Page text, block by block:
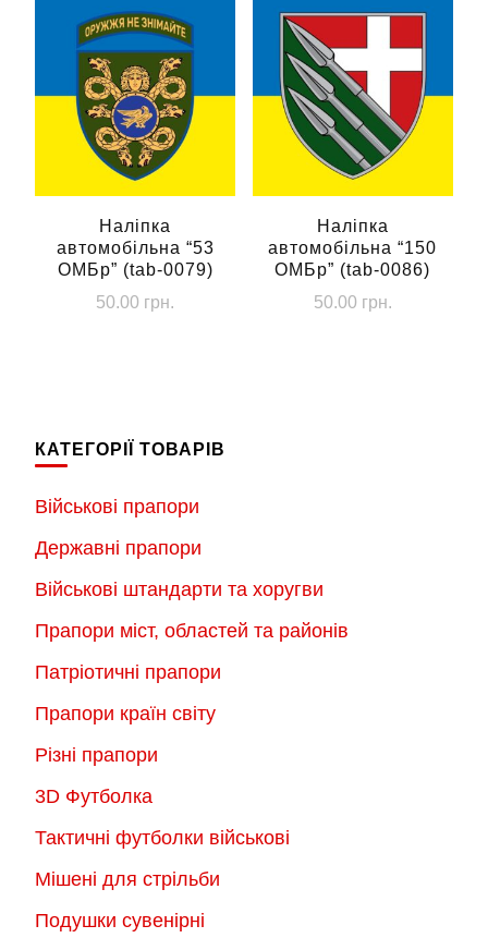
Наліпка
автомобільна “53
ОМБр” (tab-0079)
50.00 грн.
Наліпка
автомобільна “150
ОМБр” (tab-0086)
50.00 грн.
КАТЕГОРІЇ ТОВАРІВ
Військові прапори
Державні прапори
Військові штандарти та хоругви
Прапори міст, областей та районів
Патріотичні прапори
Прапори країн світу
Різні прапори
3D Футболка
Тактичні футболки військові
Мішені для стрільби
Подушки сувенірні